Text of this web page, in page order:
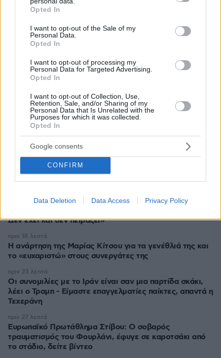
grant or deny consent to Google and its third-party tags to
use your data for below specified purposes in below Google
consent section.
Opted In
I want to opt-out of the Sale of my
Personal Data.
Opted In
I want to opt-out of processing my
Personal Data for Targeted Advertising.
Opted In
I want to opt-out of Collection, Use,
Retention, Sale, and/or Sharing of my
Personal Data that Is Unrelated with the
Purposes for which it was collected.
Opted In
Google consents
CONFIRM
Data Deletion Data Access Privacy Policy
* Υποχρεωτικά πεδία
ΡΟΗ ΕΙΔΗΣΕΩΝ
Ειδήσεις Σχολιασμένα
Πόσο κακό κάνουν οι σαγιονάρες στα πόδια; Η
απάντηση μιας ποδίατρου
Δεν έχει και δεν πειράζει»
πριν 18 λεπτά
Η ανάρτηση της Μαρίας Κίτσου για τα γενέθλιά της και
το «ευχαριστώ» στους συνεργάτες της
πριν 18 λεπτά
Οι συνομιλίες με το Ιράν είναι σαν μια παρτίδα σκάκι,
λέει ο Τραμπ - Είμαστε επαγγελματίες παίκτες, απαντά η
Τεχεράνη
πριν 23 λεπτά
Ευρωπαϊκό Πρωτάθλημα Στίβου: Ο σοβαρός
τραυματισμός του Φουρλάνι, έφυγε σε καροτσάκι από
το στάδιο, δείτε βίντεο
πριν 27 λεπτά